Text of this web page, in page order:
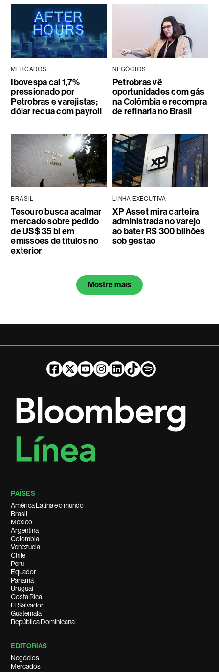
MERCADOS
Ibovespa cai 1,7%
pressionado por
Petrobras e varejistas;
dólar recua com payroll
NEGÓCIOS
Petrobras vê
oportunidades com gás
na Colômbia e recompra
de refinaria no Brasil
BRASIL
Tesouro busca acalmar
mercado sobre pedido
de US$ 35 bi em
emissões de títulos no
exterior
LINHA EXECUTIVA
XP Asset mira carteira
administrada no varejo
ao bater R$ 300 bilhões
sob gestão
Mostre mais
PAÍSES
América Latina e o mundo
Brasil
México
Argentina
Colombia
Venezuela
Chile
Peru
Equador
Panamá
Uruguai
Costa Rica
El Salvador
Guatemala
República Dominicana
EDITORIAS
Negócios
Mercados